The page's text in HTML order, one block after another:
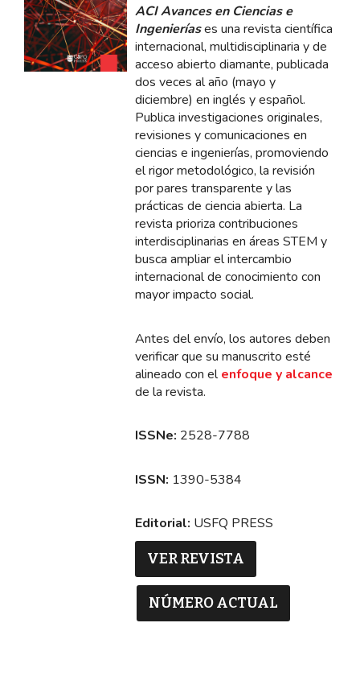
ACI Avances en Ciencias e
Ingenieríases una revista científica
internacional, multidisciplinaria y de
acceso abierto diamante, publicada
dos veces al año (mayo y
diciembre) en inglés y español.
Publica investigaciones originales,
revisiones y comunicaciones en
ciencias e ingenierías, promoviendo
el rigor metodológico, la revisión
por pares transparente y las
prácticas de ciencia abierta. La
revista prioriza contribuciones
interdisciplinarias en áreas STEM y
busca ampliar el intercambio
internacional de conocimiento con
mayor impacto social.
Antes del envío, los autores deben
verificar que su manuscrito esté
alineado con el enfoque y alcance
de la revista.
ISSNe: 2528-7788
ISSN: 1390-5384
Editorial: USFQ PRESS
VER REVISTA
NÚMERO ACTUAL